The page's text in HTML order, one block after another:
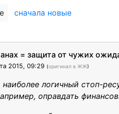
сначала новые
= защита от чужих
2015, 09:29 (оригинал в ЖЖ)
логичный стоп-
оправдать